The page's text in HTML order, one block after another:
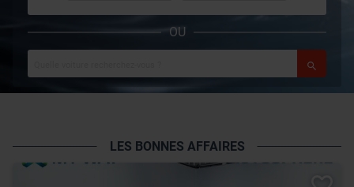
OU
LES BONNES AFFAIRES